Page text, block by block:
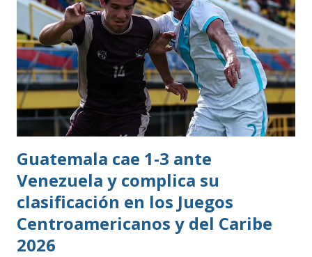
Guatemala cae 1-3 ante
Venezuela y complica su
clasificación en los Juegos
Centroamericanos y del Caribe
2026